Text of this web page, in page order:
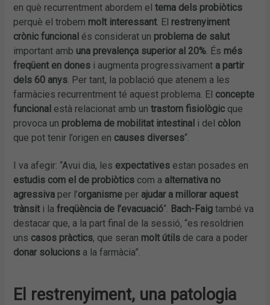
en què recurrentment abordem eltema dels probiòtics
perquè el trobem molt interessant. El restrenyiment
crònic funcional és considerat un problema de salut
important amb una prevalença superior al 20%. És més
freqüent en dones i augmenta progressivament a partir
dels 60 anys. Per tant, la població que atenem a les
farmàcies recurrentment té aquest problema. El concepte
funcional està relacionat amb untrastorn fisiològic que
provoca un problema de mobilitat intestinal i del còlon
que pot tenir l’origen en causes diverses“.
I va afegir: “Avui dia, les expectatives estan posades en
estudis com el de probiòtics com a alternativa no
agressiva per l’organisme per ajudar a millorar aquest
trànsiti lafreqüència de l’evacuació“. Bach-Faig també va
destacar que, a la part final de la sessió, “es resoldrien
uns casos pràctics, que seran molt útils de cara a poder
donar solucions a la farmàcia”.
El restrenyiment, una patologia